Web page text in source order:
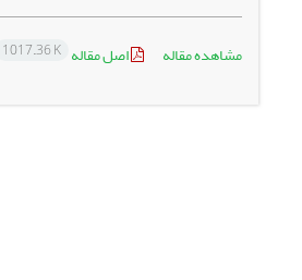
مشاهده مقاله اصل مقاله 1017.36 K